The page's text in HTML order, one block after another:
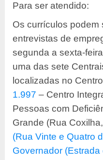
Para ser atendido:
Os currículos podem
entrevistas de
segunda a sexta-
uma das sete
localizadas no
1.997 – Centro
Pessoas com
Grande (Rua
(Rua Vinte e Quatro
Governador (Estrada